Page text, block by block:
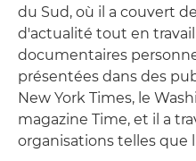
du Sud, où il a couvert
d'actualité tout en
documentaires
présentées dans des
New York Times, le
magazine Time, et il a
organisations telles que